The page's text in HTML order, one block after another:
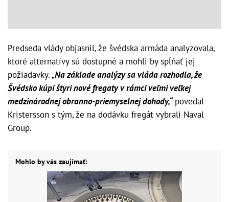
Predseda vlády objasnil, že švédska armáda analyzovala,
ktoré alternatívy sú dostupné a mohli by spĺňať jej
požiadavky. „Na základe analýzy sa vláda rozhodla, že
Švédsko kúpi štyri nové fregaty v rámci veľmi veľkej
medzinárodnej obranno-priemyselnej dohody,“povedal
Kristersson s tým, že na dodávku fregát vybrali Naval
Group.
Mohlo by vás zaujímať: